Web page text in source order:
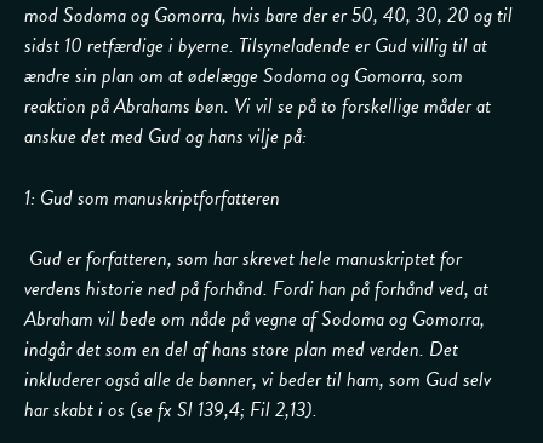
mod Sodoma og Gomorra, hvis bare der er 50, 40, 30, 20 og til
sidst 10 retfærdige i byerne. Tilsyneladende er Gud villig til at
ændre sin plan om at ødelægge Sodoma og Gomorra, som
reaktion på Abrahams bøn. Vi vil se på to forskellige måder at
anskue det med Gud og hans vilje på:
1: Gud som manuskriptforfatteren
Gud er forfatteren, som har skrevet hele manuskriptet for
verdens historie ned på forhånd. Fordi han på forhånd ved, at
Abraham vil bede om nåde på vegne af Sodoma og Gomorra,
indgår det som en del af hans store plan med verden. Det
inkluderer også alle de bønner, vi beder til ham, som Gud selv
har skabt i os (se fx Sl 139,4; Fil 2,13).